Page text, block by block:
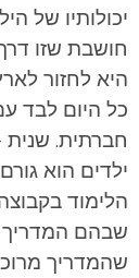
יכולותיו של
חושבת שזו
היא לחזור
כל היום לבד
חברתית.
ילדים הוא
הלימוד
שבהם
שהמדריך